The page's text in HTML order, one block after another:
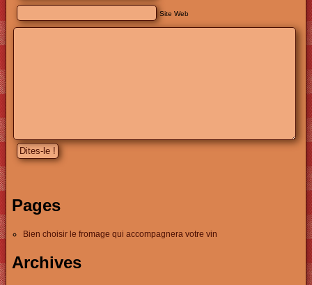
Site Web
Pages
Bien choisir le fromage qui accompagnera votre vin
Archives